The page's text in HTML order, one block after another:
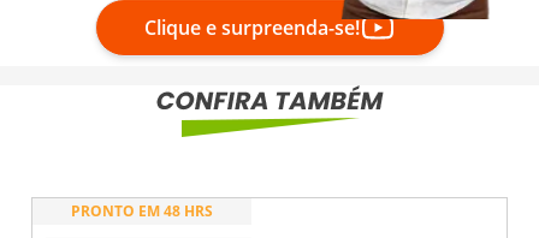
Clique e surpreenda-se!
PRONTO EM 48 HRS